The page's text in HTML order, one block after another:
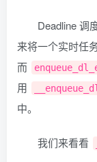
Deadline 调
来将一个实时任
而
用
中。
我们来看看